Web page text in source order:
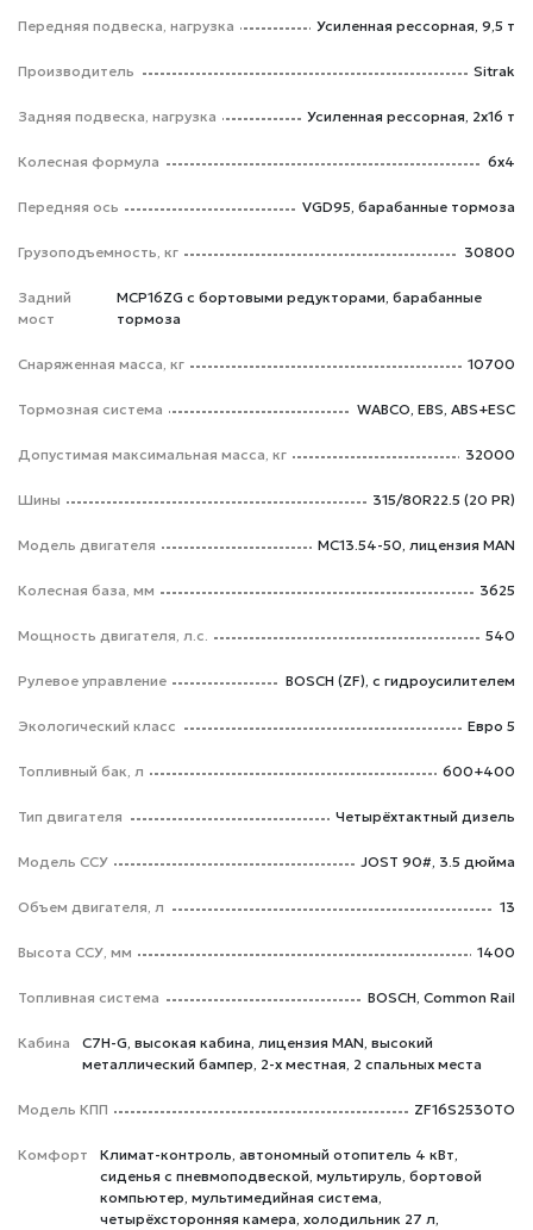
Передняя подвеска, нагрузка Усиленная рессорная, 9,5 т
Производитель Sitrak
Задняя подвеска, нагрузка Усиленная рессорная, 2x16 т
Колесная формула 6х4
Передняя ось VGD95, барабанные тормоза
Грузоподъемность, кг 30800
Задний
мост
MCP16ZG с бортовыми редукторами, барабанные
тормоза
Снаряженная масса, кг 10700
Тормозная система WABCO, EBS, ABS+ESC
Допустимая максимальная масса, кг 32000
Шины 315/80R22.5 (20 PR)
Модель двигателя МС13.54-50, лицензия MAN
Колесная база, мм 3625
Мощность двигателя, л.с. 540
Рулевое управление BOSCH (ZF), с гидроусилителем
Экологический класс Евро 5
Топливный бак, л 600+400
Тип двигателя Четырёхтактный дизель
Модель ССУ JOST 90#, 3.5 дюйма
Объем двигателя, л 13
Высота ССУ, мм 1400
Топливная система BOSCH, Common Rail
Кабина
C7H-G, высокая кабина, лицензия MAN, высокий
металлический бампер, 2-х местная, 2 спальных места
Модель КПП ZF16S2530TO
Комфорт
Климат-контроль, автономный отопитель 4 кВт,
сиденья с пневмоподвеской, мультируль, бортовой
компьютер, мультимедийная система,
четырёхсторонняя камера, холодильник 27 л,